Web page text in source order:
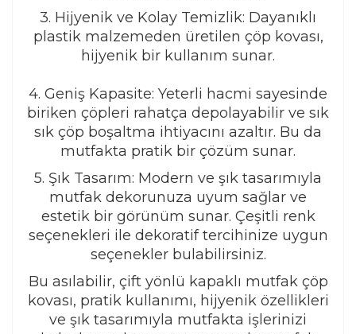
3. Hijyenik ve Kolay Temizlik: Dayanıklı
plastik malzemeden üretilen çöp kovası,
hijyenik bir kullanım sunar.
4. Geniş Kapasite: Yeterli hacmi sayesinde
biriken çöpleri rahatça depolayabilir ve sık
sık çöp boşaltma ihtiyacını azaltır. Bu da
mutfakta pratik bir çözüm sunar.
5. Şık Tasarım: Modern ve şık tasarımıyla
mutfak dekorunuza uyum sağlar ve
estetik bir görünüm sunar. Çeşitli renk
seçenekleri ile dekoratif tercihinize uygun
seçenekler bulabilirsiniz.
Bu asılabilir, çift yönlü kapaklı mutfak çöp
kovası, pratik kullanımı, hijyenik özellikleri
ve şık tasarımıyla mutfakta işlerinizi